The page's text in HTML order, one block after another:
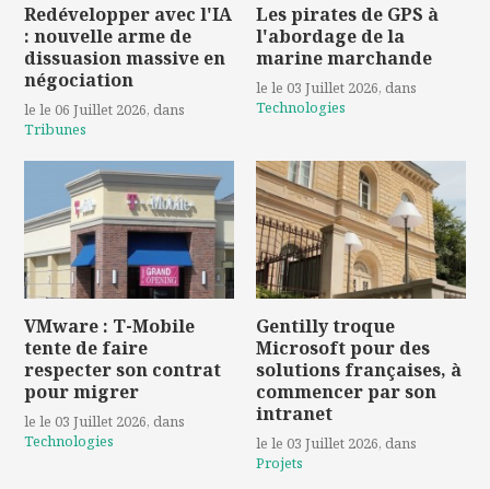
Redévelopper avec l'IA
: nouvelle arme de
dissuasion massive en
négociation
le le 06 Juillet 2026, dans
Tribunes
Les pirates de GPS à
l'abordage de la
marine marchande
le le 03 Juillet 2026, dans
Technologies
VMware : T-Mobile
tente de faire
respecter son contrat
pour migrer
le le 03 Juillet 2026, dans
Technologies
Gentilly troque
Microsoft pour des
solutions françaises, à
commencer par son
intranet
le le 03 Juillet 2026, dans
Projets